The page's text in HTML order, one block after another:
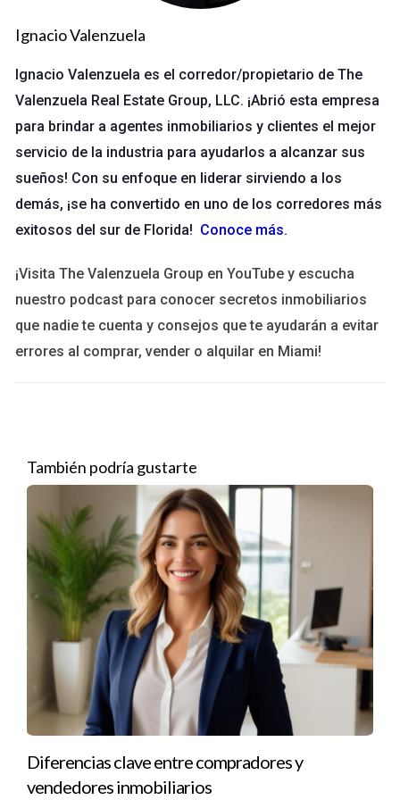
¿Quién es responsable de las
divulgaciones?
Entender quién debe encargarse de las divulgaciones
obligatorias es esencial para evitar problemas futuros. En
general, la responsabilidad recae principalmente en el
vendedor, pero también involucra al agente inmobiliario y, en
algunos casos, al comprador.
El papel del vendedor
información veraz sobre la propiedad. Esto incluye detalles
sobre cualquier defecto conocido, problemas estructurales,
condiciones ambientales y cualquier otro aspecto que pueda
influir en la decisión del comprador. La ley exige que los
Los agentes inmobiliarios juegan un papel crucial en el proceso
de divulgación. Aunque no son responsables directos de los
problemas ocultos, tienen la obligación ética y profesional de
asegurarse de que sus clientes cumplan con sus
responsabilidades. Un buen agente no solo ayuda al vendedor
a completar las divulgaciones adecuadamente, sino que
también asesora al comprador para que entienda lo que está
firmando.
Responsabilidades del comprador
Aunque el enfoque principal suele estar en el vendedor, los
Deben hacer su propia diligencia debida, lo que significa
Ignacio Valenzuela
Ignacio Valenzuela es el corredor/propietario de The
Valenzuela Real Estate Group, LLC. ¡Abrió esta empresa
para brindar a agentes inmobiliarios y clientes el mejor
servicio de la industria para ayudarlos a alcanzar sus
sueños! Con su enfoque en liderar sirviendo a los
demás, ¡se ha convertido en uno de los corredores más
exitosos del sur de Florida! Conoce más.
¡Visita The Valenzuela Group en YouTube y escucha
nuestro podcast para conocer secretos inmobiliarios
que nadie te cuenta y consejos que te ayudarán a evitar
errores al comprar, vender o alquilar en Miami!
También podría gustarte
Diferencias clave entre compradores y
vendedores inmobiliarios